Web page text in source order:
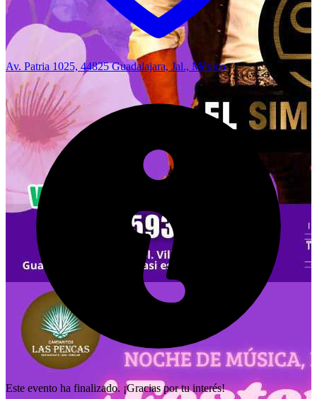
Av. Patria 1025, 44825 Guadalajara, Jal., México
Este evento ha finalizado. ¡Gracias por tu interés!